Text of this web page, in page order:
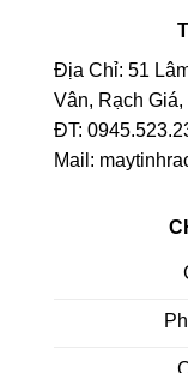
Địa Chỉ: 51
Vân, Rạch
ĐT:
Mail: